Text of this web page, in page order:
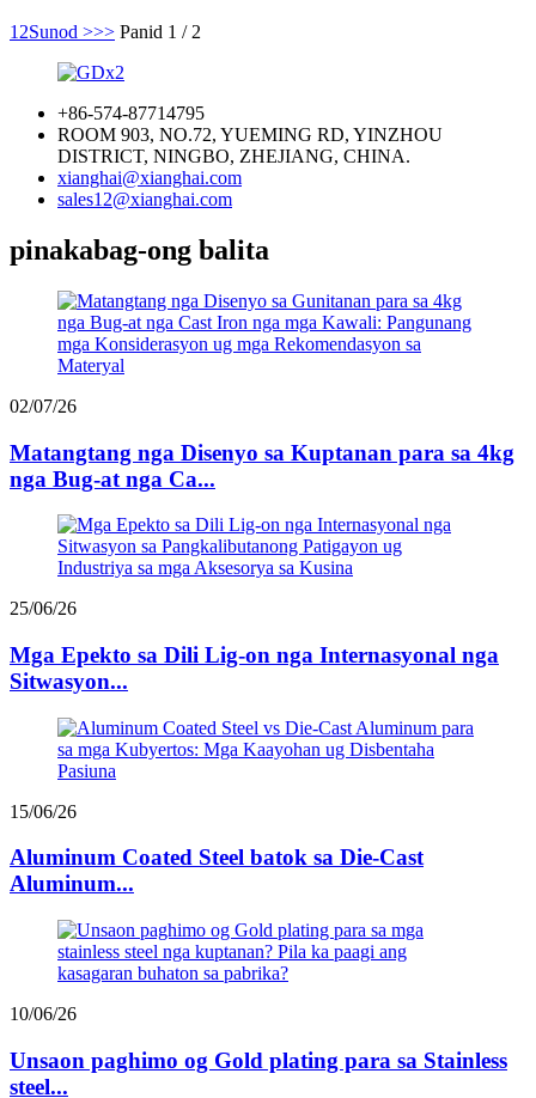
1 2Sunod >>> Panid 1 / 2
+86-574-87714795
ROOM 903, NO.72, YUEMING RD, YINZHOU
DISTRICT, NINGBO, ZHEJIANG, CHINA.
xianghai@xianghai.com
sales12@xianghai.com
pinakabag-ong balita
02/07/26
Matangtang nga Disenyo sa Kuptanan para sa 4kg
nga Bug-at nga Ca...
25/06/26
Mga Epekto sa Dili Lig-on nga Internasyonal nga
Sitwasyon...
15/06/26
Aluminum Coated Steel batok sa Die-Cast
Aluminum...
10/06/26
Unsaon paghimo og Gold plating para sa Stainless
steel...